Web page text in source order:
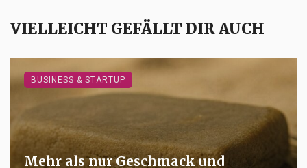
VIELLEICHT GEFÄLLT DIR AUCH
Mehr als nur Geschmack und
BUSINESS & STARTUP